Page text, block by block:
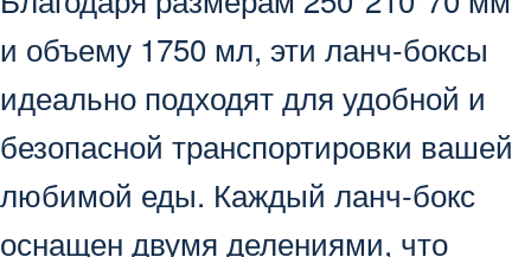
и объему 1750 мл, эти ланч-боксы
идеально подходят для удобной и
безопасной транспортировки вашей
любимой еды. Каждый ланч-бокс
оснащен двумя делениями, что